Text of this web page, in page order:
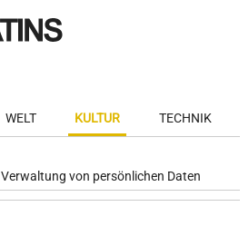
WELT KULTUR TECHNIK
Verwaltung von persönlichen Daten